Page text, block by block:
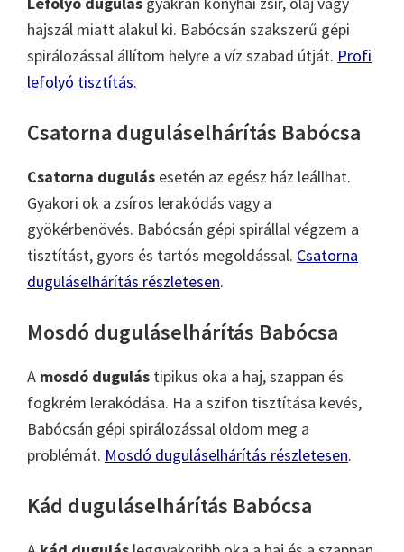
hajszál miatt alakul ki. Babócsán szakszerű gépi
spirálozással állítom helyre a víz szabad útját. Profi
lefolyó tisztítás.
Csatorna duguláselhárítás Babócsa
Csatorna dugulás esetén az egész ház leállhat.
Gyakori ok a zsíros lerakódás vagy a
gyökérbenövés. Babócsán gépi spirállal végzem a
tisztítást, gyors és tartós megoldással. Csatorna
duguláselhárítás részletesen.
Mosdó duguláselhárítás Babócsa
A mosdó dugulás tipikus oka a haj, szappan és
fogkrém lerakódása. Ha a szifon tisztítása kevés,
Babócsán gépi spirálozással oldom meg a
problémát. Mosdó duguláselhárítás részletesen.
Kád duguláselhárítás Babócsa